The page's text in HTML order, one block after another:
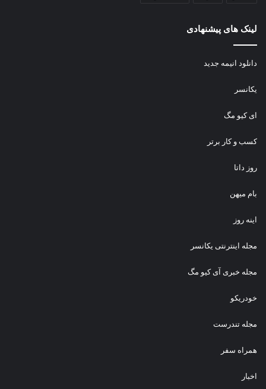
لینک های پیشنهادی
دانلود انیمه جدید
یکانسر
ای کیو مگ
کسب و کار برتر
روز داتا
بام میهن
اینه روز
مجله اینترنتی یکانسر
مجله خبری آی کیو مگ
خودریکو
مجله‌ تندرست
همراه سفر
اخبار